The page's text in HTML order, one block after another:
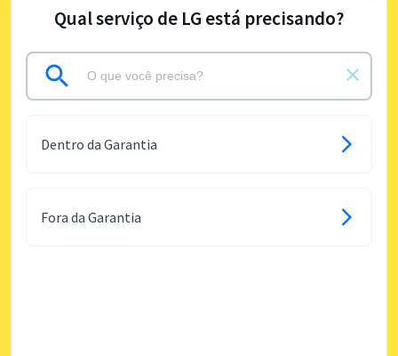
Qual serviço de LG está precisando?
Dentro da Garantia
Fora da Garantia